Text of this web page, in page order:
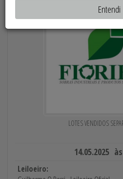
LOTES VENDIDOS
14.05.2025
Leiloeiro:
Entendi